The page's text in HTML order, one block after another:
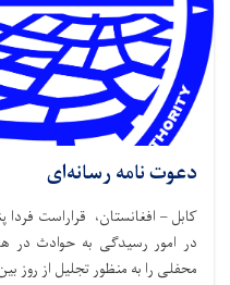
دعوت نامه رسانه‌ای
در امور رسیدگی به حوادث در
محفلی را به منظور تجلیل از روز